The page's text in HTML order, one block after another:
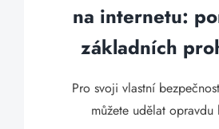
na internetu:
základních
Pro svoji vlastní
můžete udělat